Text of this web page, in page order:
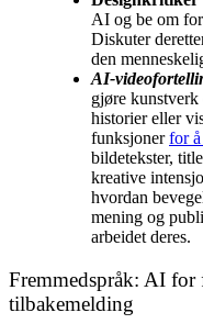
AI og be om
Diskuter
den
AI-
gjøre
historier eller
funksjonerfor
bildetekster,
kreative
hvordan
mening og
arbeidet deres.
Fremmedspråk: AI
tilbakemelding